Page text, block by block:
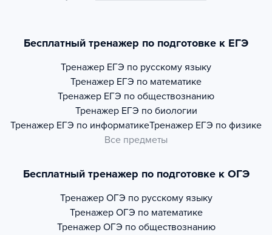
Бесплатный тренажер по подготовке к ЕГЭ
Тренажер ЕГЭ по русскому языку
Тренажер ЕГЭ по математике
Тренажер ЕГЭ по обществознанию
Тренажер ЕГЭ по биологии
Тренажер ЕГЭ по информатикеТренажер ЕГЭ по физике
Все предметы
Бесплатный тренажер по подготовке к ОГЭ
Тренажер ОГЭ по русскому языку
Тренажер ОГЭ по математике
Тренажер ОГЭ по обществознанию